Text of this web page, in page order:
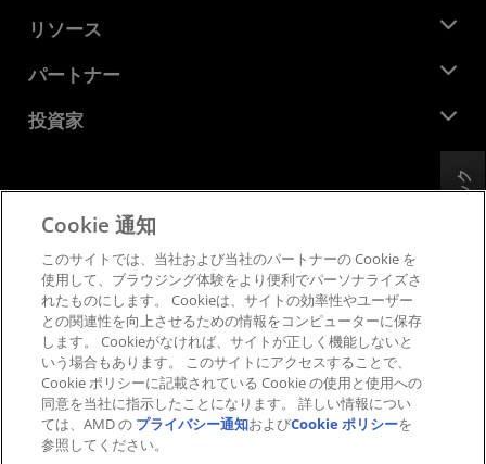
企業責任
キャリア
お問い合わせ
ニュースルーム
メディア ライブラリ
リソース
デベロッパー セントラル
ケース スタディ
パートナー
AMD パートナー ハブ
投資家
財務情報
取締役会
SEC 提出書類
プライバシー
商標
サプライ チェーンの透明性
公正でオープンな競争
英国税務戦略
Cookie ポリシー
Cookie の設定
フィードバック
Cookie 通知
このサイトでは、当社および当社のパートナーの Cookie を
使用して、ブラウジング体験をより便利でパーソナライズさ
れたものにします。 Cookieは、サイトの効率性やユーザー
との関連性を向上させるための情報をコンピューターに保存
します。 Cookieがなければ、サイトが正しく機能しないと
いう場合もあります。 このサイトにアクセスすることで、
Cookie ポリシーに記載されている Cookie の使用と使用への
同意を当社に指示したことになります。 詳しい情報につい
ては、AMD の プライバシー通知およびCookie ポリシーを
参照してください。